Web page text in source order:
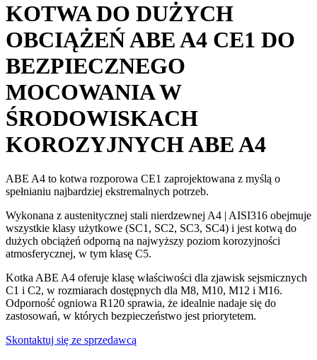
KOTWA DO DUŻYCH
OBCIĄŻEŃ ABE A4 CE1 DO
BEZPIECZNEGO
MOCOWANIA W
ŚRODOWISKACH
KOROZYJNYCHABE A4
ABE A4 to kotwa rozporowa CE1 zaprojektowana z myślą o
spełnianiu najbardziej ekstremalnych potrzeb.
Wykonana z austenitycznej stali nierdzewnej A4 | AISI316 obejmuje
wszystkie klasy użytkowe (SC1, SC2, SC3, SC4) i jestkotwą do
dużych obciążeń odporną na najwyższy poziom korozyjności
atmosferycznej, w tym klasę C5.
Kotka ABE A4 oferuje klasę właściwości dla zjawisk sejsmicznych
C1 i C2, w rozmiarach dostępnych dla M8, M10, M12 i M16.
Odporność ogniowa R120 sprawia, że ​​idealnie nadaje się do
zastosowań, w których bezpieczeństwo jest priorytetem.
Skontaktuj się ze sprzedawcą